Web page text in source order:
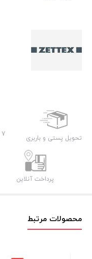
تحویل پستی و باربری
پرداخت آنلاین
محصولات مرتبط